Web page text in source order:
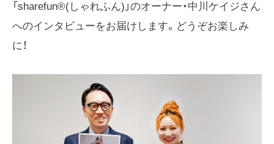
「sharefun®(しゃれふん)」のオーナー・中川ケイジさん
へのインタビューをお届けします。どうぞお楽しみ
に！